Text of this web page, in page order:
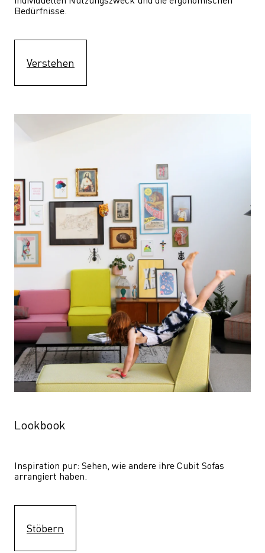
Bedürfnisse.
Verstehen
Lookbook
Inspiration pur: Sehen, wie andere ihre Cubit Sofas
arrangiert haben.
Stöbern